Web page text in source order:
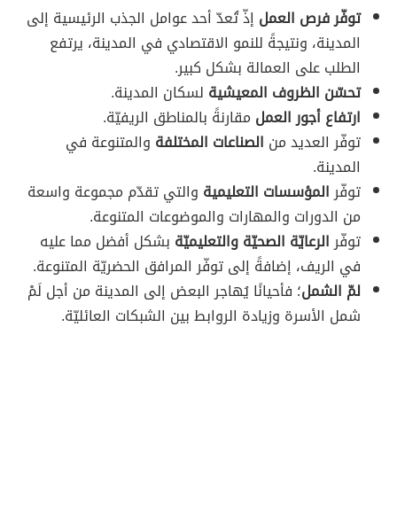
توفّر فرص العمل إذّ تُعدّ أحد عوامل الجذب الرئيسية إلى
المدينة، ونتيجةً للنمو الاقتصادي في المدينة، يرتفع
الطلب على العمالة بشكل كبير.
تحسّن الظروف المعيشية لسكان المدينة.
ارتفاع أجور العمل مقارنةً بالمناطق الريفيّة.
توفّر العديد من الصناعات المختلفة والمتنوعة في
المدينة.
توفّرالمؤسسات التعليمية والتي تقدّم مجموعة واسعة
من الدورات والمهارات والموضوعات المتنوعة.
توفّرالرعايّة الصحيّة والتعليميّة بشكل أفضل مما عليه
في الريف، إضافةً إلى توفّر المرافق الحضريّة المتنوعة.
لمّ الشمل؛ فأحيانًا يُهاجر البعض إلى المدينة من أجل لَمْ
شمل الأسرة وزيادة الروابط بين الشبكات العائليّة.